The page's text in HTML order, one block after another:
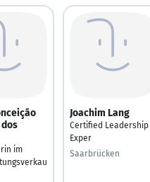
im
Joachim Lang
Certified Leadership
Exper
Saarbrücken